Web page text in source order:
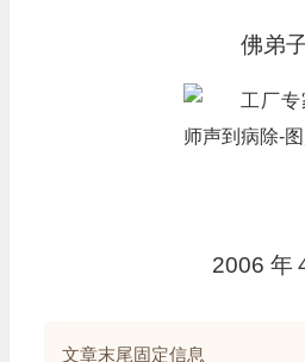
佛弟子
2006 年
文章末尾固定信息